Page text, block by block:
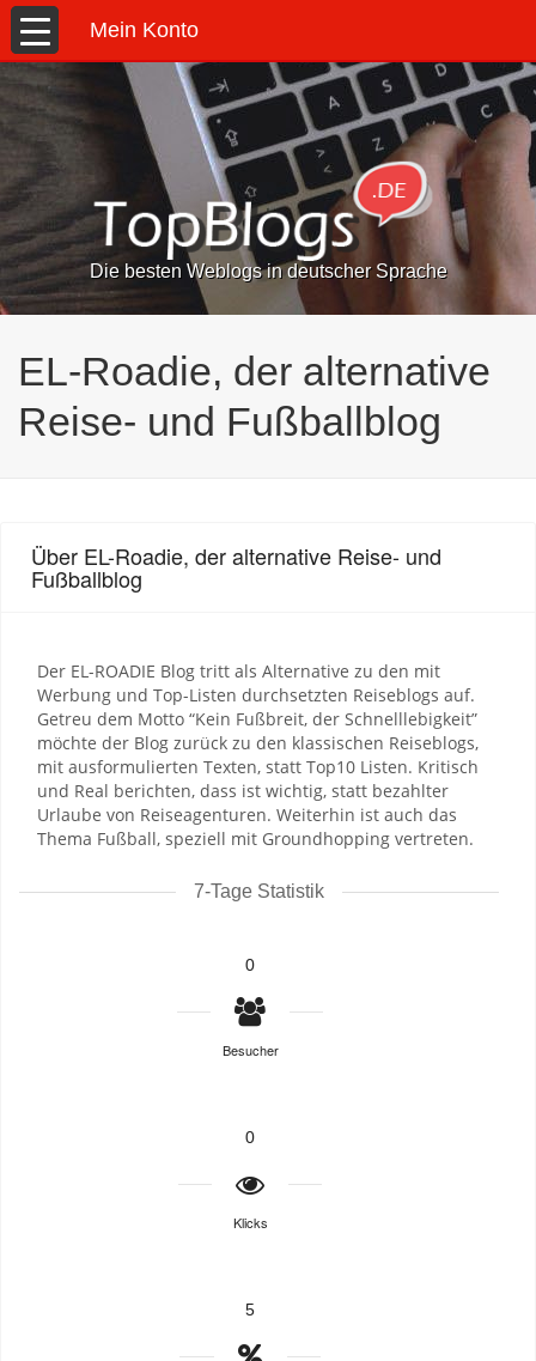
Mein Konto
Die besten Weblogs in deutscher Sprache
EL-Roadie, der alternative
Reise- und Fußballblog
Über EL-Roadie, der alternative Reise- und
Fußballblog
Der EL-ROADIE Blog tritt als Alternative zu den mit
Werbung und Top-Listen durchsetzten Reiseblogs auf.
Getreu dem Motto “Kein Fußbreit, der Schnelllebigkeit”
möchte der Blog zurück zu den klassischen Reiseblogs,
mit ausformulierten Texten, statt Top10 Listen. Kritisch
und Real berichten, dass ist wichtig, statt bezahlter
Urlaube von Reiseagenturen. Weiterhin ist auch das
Thema Fußball, speziell mit Groundhopping vertreten.
7-Tage Statistik
0
Besucher
0
Klicks
5